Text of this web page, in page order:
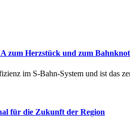
zum Herzstück und zum
im S-Bahn-System und ist das
für die Zukunft der Region